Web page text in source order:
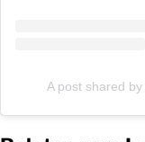
A post shared